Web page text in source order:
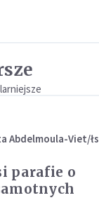
Abdelmoula-Viet/łs
parafie o